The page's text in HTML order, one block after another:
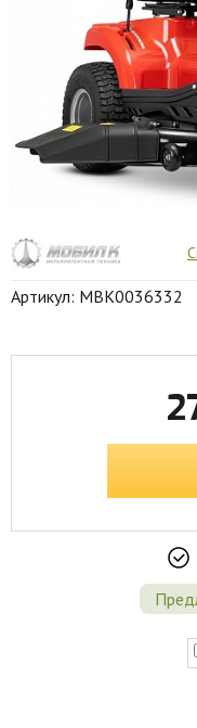
Артикул: MBK0036332